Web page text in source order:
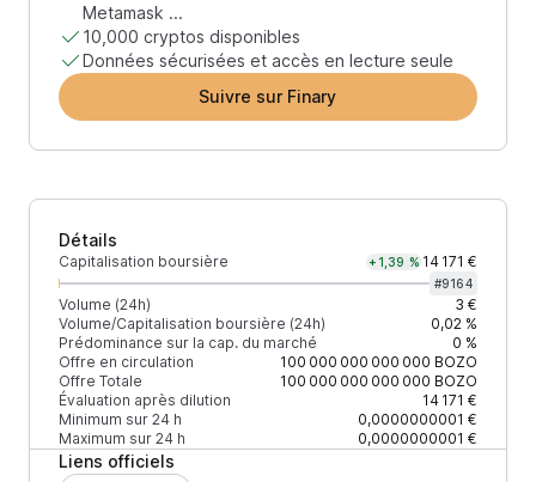
Metamask ...
10,000 cryptos disponibles
Données sécurisées et accès en lecture seule
Suivre sur Finary
Détails
Capitalisation boursière +1,39 % 14 171 €
#9164
Volume (24h)
3 €
Volume/Capitalisation boursière (24h)
0,02 %
Prédominance sur la cap. du marché
0 %
Offre en circulation
100 000 000 000 000 BOZO
Offre Totale
100 000 000 000 000 BOZO
Évaluation après dilution
14 171 €
Minimum sur 24 h
0,0000000001 €
Maximum sur 24 h
0,0000000001 €
Liens officiels